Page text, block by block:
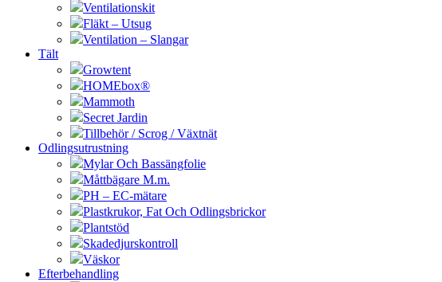
Ventilationskit
Fläkt – Utsug
Ventilation – Slangar
Tält
Growtent
HOMEbox®
Mammoth
Secret Jardin
Tillbehör / Scrog / Växtnät
Odlingsutrustning
Mylar Och Bassängfolie
Måttbägare M.m.
PH – EC-mätare
Plastkrukor, Fat Och Odlingsbrickor
Plantstöd
Skadedjurskontroll
Väskor
Efterbehandling